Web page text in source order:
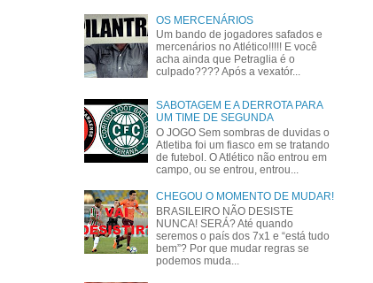
OS MERCENÁRIOS
Um bando de jogadores safados e
mercenários no Atlético!!!!! E você
acha ainda que Petraglia é o
culpado???? Após a vexatór...
SABOTAGEM E A DERROTA PARA
UM TIME DE SEGUNDA
O JOGO Sem sombras de duvidas o
Atletiba foi um fiasco em se tratando
de futebol. O Atlético não entrou em
campo, ou se entrou, entrou...
CHEGOU O MOMENTO DE MUDAR!
BRASILEIRO NÃO DESISTE
NUNCA! SERÁ? Até quando
seremos o país dos 7x1 e “está tudo
bem”? Por que mudar regras se
podemos muda...